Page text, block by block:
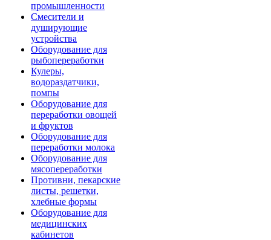
промышленности
Смесители и
душирующие
устройства
Оборудование для
рыбопереработки
Кулеры,
водораздатчики,
помпы
Оборудование для
переработки овощей
и фруктов
Оборудование для
переработки молока
Оборудование для
мясопереработки
Противни, пекарские
листы, решетки,
хлебные формы
Оборудование для
медицинских
кабинетов